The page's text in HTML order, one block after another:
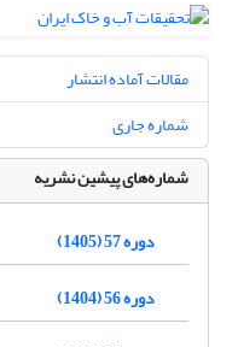
مقالات آماده انتشار
شماره جاری
شماره‌های پیشین نشریه
دوره 57 (1405)
دوره 56 (1404)